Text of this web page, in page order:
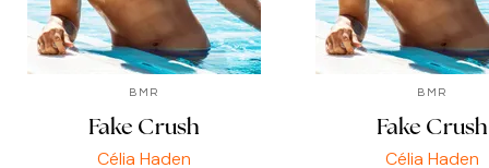
BMR
Fake Crush
Célia Haden
BMR
Fake Crush
Célia Haden